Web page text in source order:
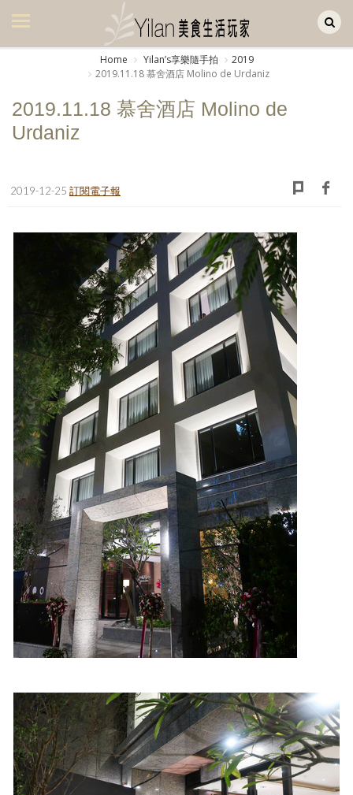
美食集
廚房集
旅遊集
餐桌週記
享樂隨手拍
照相簿
影音區
創意出版服務
歷史區
關於Yilan
個人著作
活動實況記錄
媒體報導一覽
合作與代言
訂閱電子報
Home Yilanʼs享樂隨手拍
2019
2019.11.18 慕舍酒店 Molino de Urdaniz
2019.11.18 慕舍酒店 Molino de
Urdaniz
2019-12-25 訂閱電子報